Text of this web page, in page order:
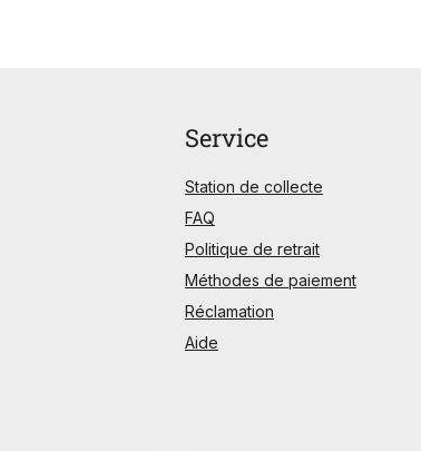
Service
Station de collecte
FAQ
Politique de retrait
Méthodes de paiement
Réclamation
Aide